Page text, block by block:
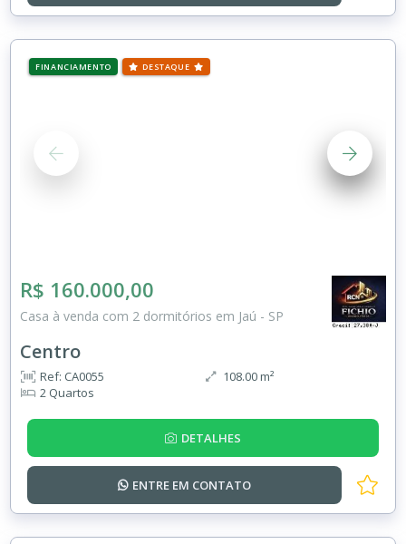
FINANCIAMENTO DESTAQUE
R$ 160.000,00
Casa à venda com 2 dormitórios em Jaú - SP
Centro
Ref: CA0055
2 Quartos
108.00 m²
DETALHES
ENTRE EM CONTATO